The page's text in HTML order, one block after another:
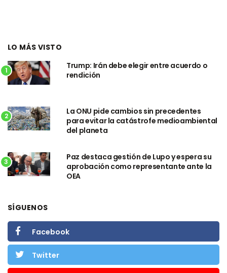
LO MÁS VISTO
1
Trump: Irán debe elegir entre acuerdo o
rendición
2
La ONU pide cambios sin precedentes
para evitar la catástrofe medioambiental
del planeta
3
Paz destaca gestión de Lupo y espera su
aprobación como representante ante la
OEA
SÍGUENOS
Facebook
Twitter